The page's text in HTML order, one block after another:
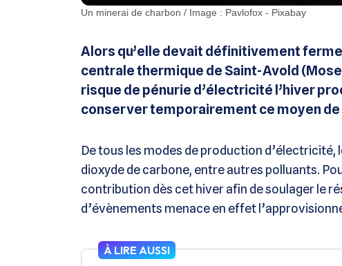
Un minerai de charbon / Image : Pavlofox - Pixabay
Alors qu’elle devait définitivement
centrale thermique de Saint-Avold
risque de pénurie d’électricité l’hiver
conserver temporairement ce moyen
De tous les modes de production d’électricité,
dioxyde de carbone, entre autres polluants.
contribution dès cet hiver afin de soulager le
d’évènements menace en effet
À LIRE AUSSI